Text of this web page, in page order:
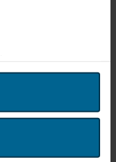
innhold og
for sosiale medier
sosiale medier,
kan kombinere
og
på norsk